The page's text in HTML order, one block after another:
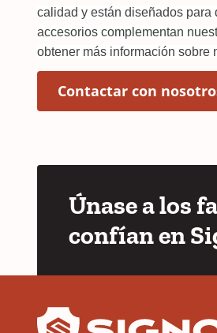
calidad y están diseñados para
accesorios complementan
obtener más información sobre
Contactar con
Únase a los
confían en